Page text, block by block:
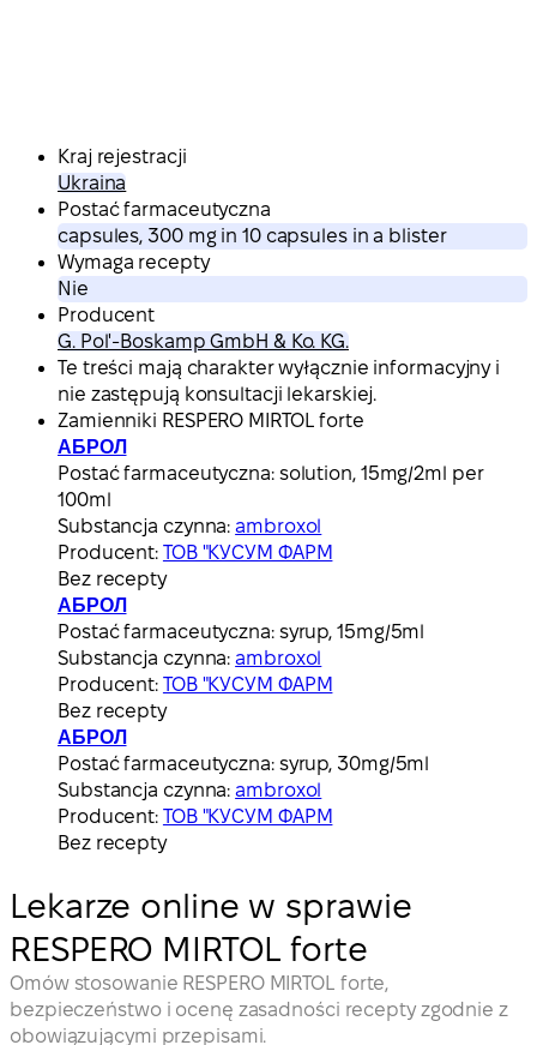
Kraj rejestracji
Ukraina
Postać farmaceutyczna
capsules, 300 mg in 10 capsules in a blister
Wymaga recepty
Nie
Producent
G. Pol'-Boskamp GmbH & Ko. KG.
Te treści mają charakter wyłącznie informacyjny i
nie zastępują konsultacji lekarskiej.
Zamienniki RESPERO MIRTOL forte
АБРОЛ
Postać farmaceutyczna: solution, 15mg/2ml per
100ml
Substancja czynna:ambroxol
Producent: ТОВ "КУСУМ ФАРМ
Bez recepty
АБРОЛ
Postać farmaceutyczna: syrup, 15mg/5ml
Substancja czynna:ambroxol
Producent: ТОВ "КУСУМ ФАРМ
Bez recepty
АБРОЛ
Postać farmaceutyczna: syrup, 30mg/5ml
Substancja czynna:ambroxol
Producent: ТОВ "КУСУМ ФАРМ
Bez recepty
Lekarze online w sprawie
RESPERO MIRTOL forte
Omów stosowanie RESPERO MIRTOL forte,
bezpieczeństwo i ocenę zasadności recepty zgodnie z
obowiązującymi przepisami.